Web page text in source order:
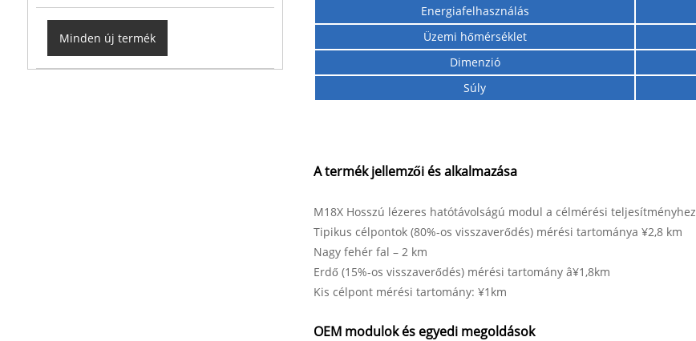
Minden új termék
Energiafelhasználás
Üzemi hőmérséklet
Dimenzió
Súly
A termék jellemzői és alkalmazása
M18X Hosszú lézeres hatótávolságú modul a célmérési teljesítményhez
Tipikus célpontok (80%-os visszaverődés) mérési tartománya ¥2,8 km
Nagy fehér fal – 2 km
Erdő (15%-os visszaverődés) mérési tartomány â¥1,8km
Kis célpont mérési tartomány: ¥1km
OEM modulok és egyedi megoldások